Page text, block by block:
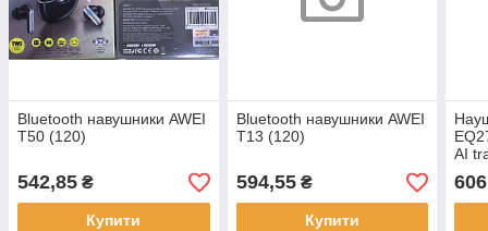
Bluetooth навушники AWEI
T50 (120)
542,85 ₴
Купити
Bluetooth навушники AWEI
T13 (120)
594,55₴
Купити
AI